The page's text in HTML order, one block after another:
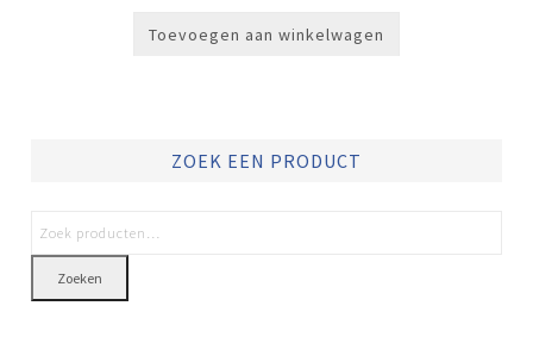
Toevoegen aan winkelwagen
ZOEK EEN PRODUCT
Zoeken